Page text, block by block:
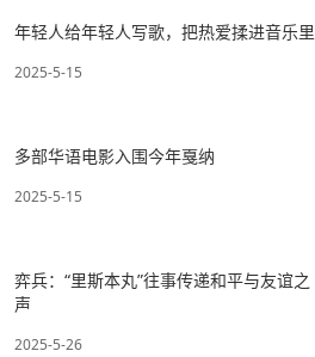
年轻人给年轻人写歌，把热爱揉进音乐里
2025-5-15
多部华语电影入围今年戛纳
2025-5-15
弈兵：“里斯本丸”往事传递和平与友谊之
声
2025-5-26